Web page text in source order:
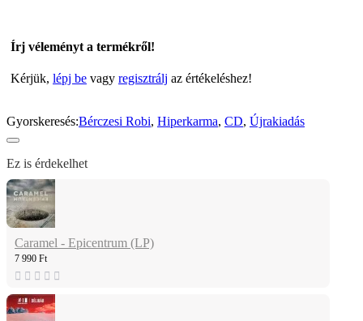
Írj véleményt a termékről!
Kérjük, lépj be vagy regisztrálj az értékeléshez!
Gyorskeresés:Bérczesi Robi, Hiperkarma, CD, Újrakiadás
Ez is érdekelhet
Caramel - Epicentrum (LP)
7 990 Ft